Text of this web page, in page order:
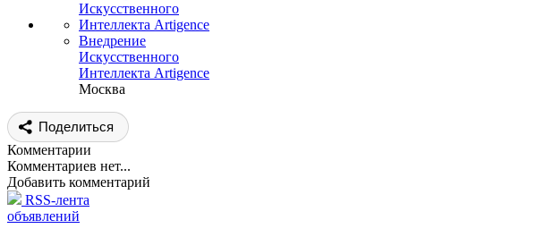
Внедрение
Искусственного
Интеллекта Artigence
Москва
Поделиться
Комментарии
Комментариев нет...
Добавить комментарий
RSS-лента
объявлений